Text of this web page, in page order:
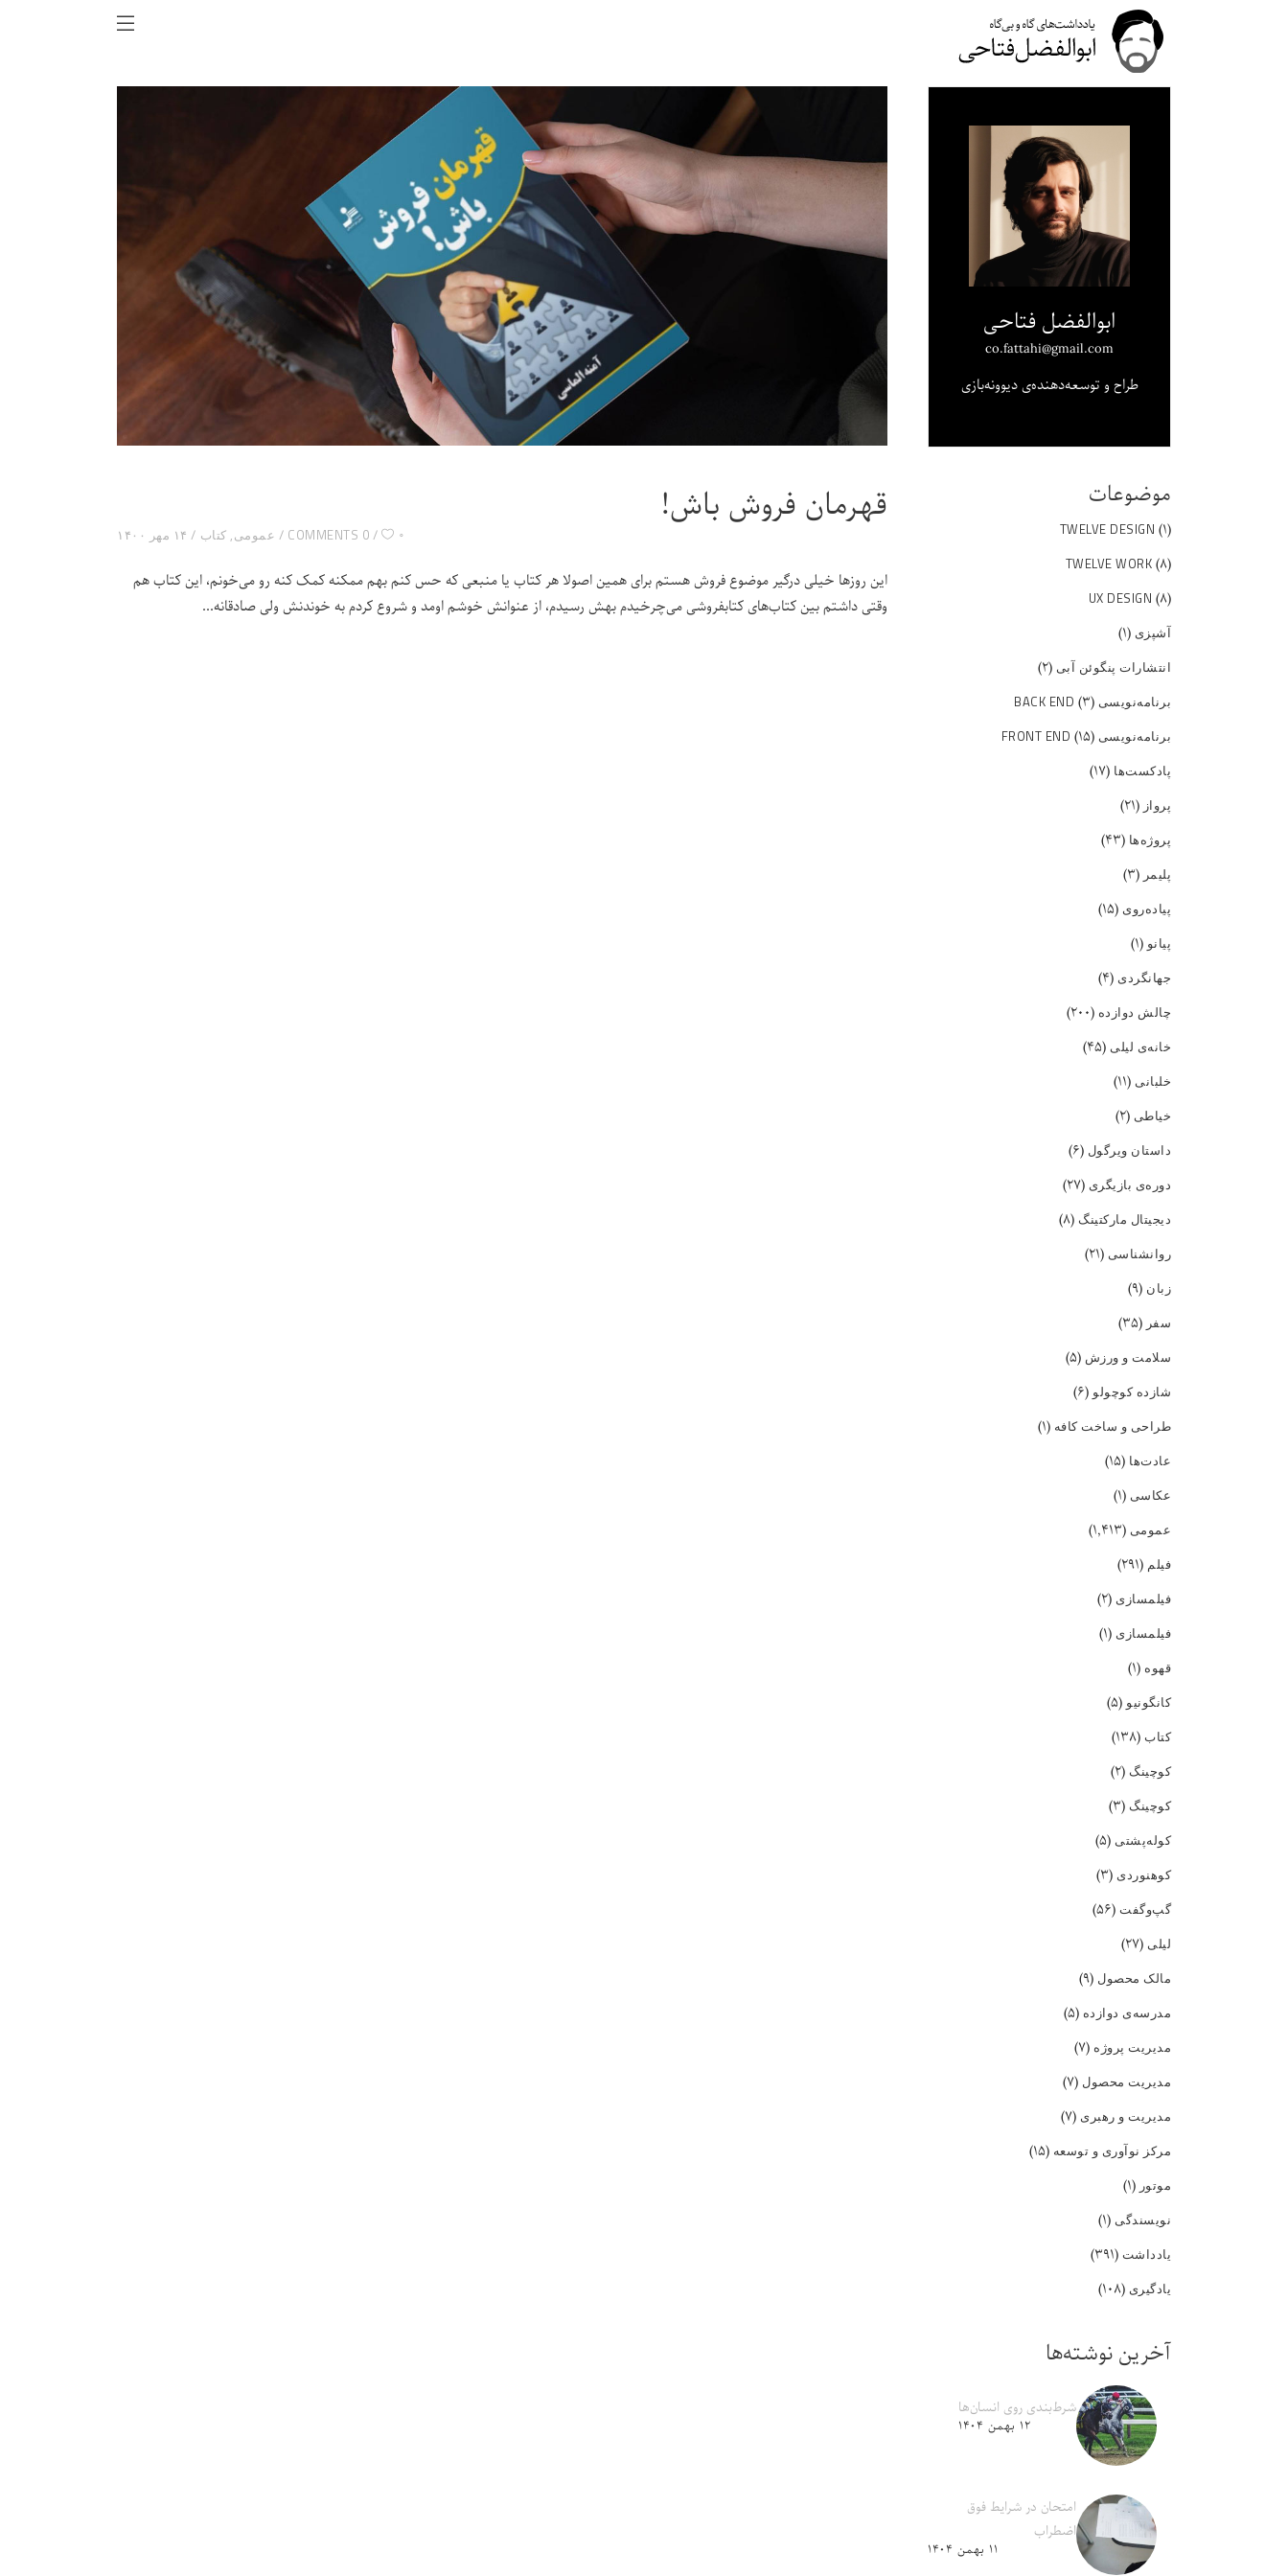
قهرمان فروش باش!
۱۴ مهر ۱۴۰۰ عمومی, کتاب 0 COMMENTS ۰
این روزها خیلی درگیر موضوع فروش هستم برای همین اصولا هر کتاب یا منبعی که حس کنم بهم ممکنه کمک کنه رو می‌خونم، این کتاب هم
وقتی داشتم بین کتاب‌های کتابفروشی می‌چرخیدم بهش رسیدم، از عنوانش خوشم اومد و شروع کردم به خوندنش ولی صادقانه
ابوالفضل فتاحی
co.fattahi@gmail.com
طراح و توسعه‌دهنده‌ی دیوونه‌بازی
موضوعات
TWELVE DESIGN (۱)
TWELVE WORK (۸)
UX DESIGN (۸)
آشپزی (۱)
انتشارات پنگوئن آبی (۲)
برنامه‌نویسی BACK END (۳)
برنامه‌نویسی FRONT END (۱۵)
پادکست‌ها (۱۷)
پرواز(۲۱)
پروژه‌ها (۴۳)
پلیمر(۳)
پیاده‌روی (۱۵)
پیانو(۱)
جهانگردی (۴)
چالش دوازده (۲۰۰)
خانه‌ی لیلی (۴۵)
خلبانی (۱۱)
خیاطی (۲)
داستان ویرگول (۶)
دوره‌ی بازیگری (۲۷)
دیجیتال مارکتینگ (۸)
روانشناسی (۲۱)
زبان (۹)
سفر(۳۵)
سلامت و ورزش (۵)
شازده کوچولو(۶)
طراحی و ساخت کافه (۱)
عادت‌ها (۱۵)
عکاسی (۱)
عمومی (۱,۴۱۳)
فیلم (۲۹۱)
فیلمسازی (۲)
فیلمسازی (۱)
قهوه (۱)
کانگونیو(۵)
کتاب (۱۳۸)
کوچینگ (۲)
کوچینگ (۳)
کوله‌پشتی (۵)
کوهنوردی (۳)
گپ‌و‌گفت (۵۶)
لیلی (۲۷)
مالک محصول (۹)
مدرسه‌ی دوازده (۵)
مدیریت پروژه (۷)
مدیریت محصول (۷)
مدیریت و رهبری (۷)
مرکز نوآوری و توسعه (۱۵)
موتور(۱)
نویسندگی (۱)
یادداشت (۳۹۱)
یادگیری (۱۰۸)
آخرین نوشته‌ها
شرط‌بندی روی انسان‌ها
۱۲ بهمن ۱۴۰۴
امتحان در شرایط فوق
اضطراب
۱۱ بهمن ۱۴۰۴